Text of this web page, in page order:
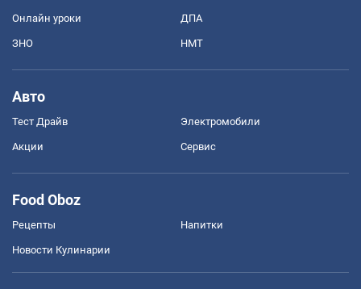
Онлайн уроки ДПА
ЗНО НМТ
Авто
Тест Драйв Электромобили
Акции Сервис
Food Oboz
Рецепты Напитки
Новости Кулинарии